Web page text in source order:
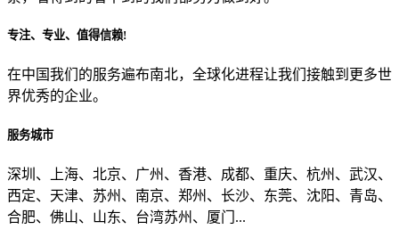
专注、专业、值得信赖!
在中国我们的服务遍布南北，全球化进程让我们接触到更多世
界优秀的企业。
服务城市
深圳、上海、北京、广州、香港、成都、重庆、杭州、武汉、
西定、天津、苏州、南京、郑州、长沙、东莞、沈阳、青岛、
合肥、佛山、山东、台湾苏州、厦门...